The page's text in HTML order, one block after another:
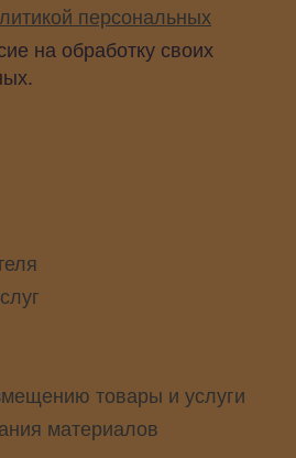
персональных
на обработку своих
товары и услуги
материалов